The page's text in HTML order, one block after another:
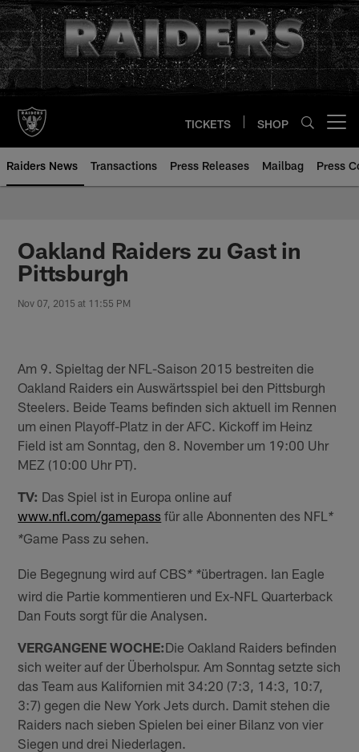
Skip
to
main
content
TICKETS SHOP
Raiders News Transactions Press Releases Mailbag Press
Oakland Raiders zu Gast in
Pittsburgh
Nov 07, 2015 at 11:55 PM
Am 9. Spieltag der NFL-Saison 2015 bestreiten die
Oakland Raiders ein Auswärtsspiel bei den Pittsburgh
Steelers. Beide Teams befinden sich aktuell im Rennen
um einen Playoff-Platz in der AFC. Kickoff im Heinz
Field ist am Sonntag, den 8. November um 19:00 Uhr
MEZ (10:00 Uhr PT).
TV: Das Spiel ist in Europa online auf
www.nfl.com/gamepass für alle Abonnenten des NFL *
*Game Pass zu sehen.
Die Begegnung wird auf CBS* *übertragen. Ian Eagle
wird die Partie kommentieren und Ex-NFL Quarterback
Dan Fouts sorgt für die Analysen.
VERGANGENE WOCHE:Die Oakland Raiders befinden
sich weiter auf der Überholspur. Am Sonntag setzte sich
das Team aus Kalifornien mit 34:20 (7:3, 14:3, 10:7,
3:7) gegen die New York Jets durch. Damit stehen die
Raiders nach sieben Spielen bei einer Bilanz von vier
Siegen und drei Niederlagen.